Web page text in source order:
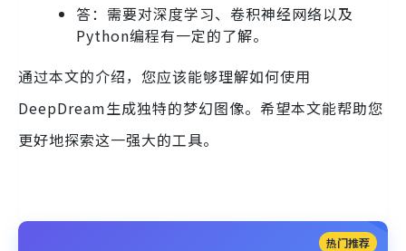
答：需要对深度学习、卷积神经网络以及
Python编程有一定的了解。
通过本文的介绍，您应该能够理解如何使用
DeepDream生成独特的梦幻图像。希望本文能帮助您
更好地探索这一强大的工具。
热门推荐